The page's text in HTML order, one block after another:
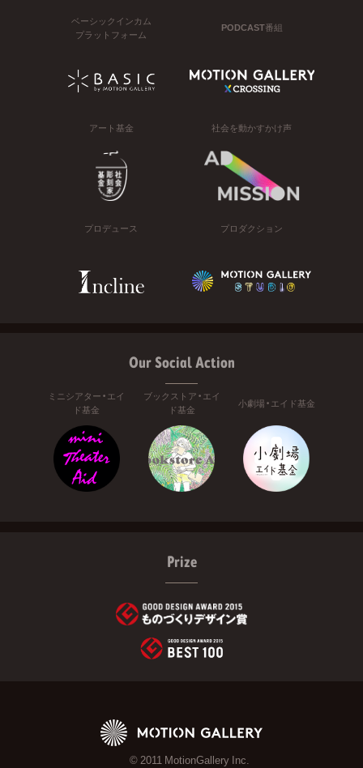
ベーシックインカム
プラットフォーム
PODCAST番組
アート基金 社会を動かすかけ声
プロデュース プロダクション
Our Social Action
ミニシアター・エイ
ド基金
ブックストア・エイ
ド基金
小劇場・エイド基金
Prize
© 2011 MotionGallery Inc.